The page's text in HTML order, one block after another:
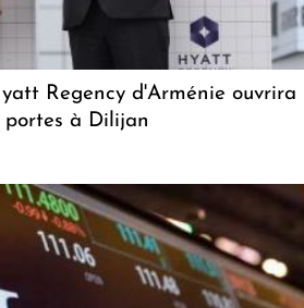
Regency d'Arménie ouvrira
portes à Dilijan